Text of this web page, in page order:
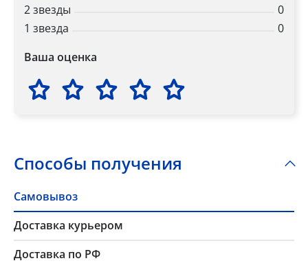
2 звезды
0
1 звезда
0
Ваша оценка
Способы получения
Самовывоз
Доставка курьером
Доставка по РФ